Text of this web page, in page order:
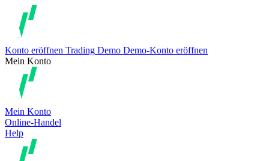
Konto eröffnen Trading Demo Demo-Konto eröffnen
Mein Konto
Mein Konto
Online-Handel
Help